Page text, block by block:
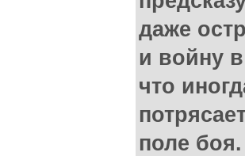
даже
и войну
что
поле